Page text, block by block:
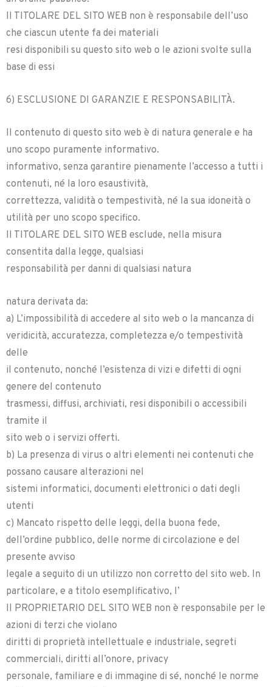
Il TITOLARE DEL SITO WEB non è responsabile dell’uso
che ciascun utente fa dei materiali
resi disponibili su questo sito web o le azioni svolte sulla
base di essi
6) ESCLUSIONE DI GARANZIE E RESPONSABILITÀ.
Il contenuto di questo sito web è di natura generale e ha
uno scopo puramente informativo.
informativo, senza garantire pienamente l’accesso a tutti i
contenuti, né la loro esaustività,
correttezza, validità o tempestività, né la sua idoneità o
utilità per uno scopo specifico.
Il TITOLARE DEL SITO WEB esclude, nella misura
consentita dalla legge, qualsiasi
responsabilità per danni di qualsiasi natura
natura derivata da:
a) L’impossibilità di accedere al sito web o la mancanza di
veridicità, accuratezza, completezza e/o tempestività
delle
il contenuto, nonché l’esistenza di vizi e difetti di ogni
genere del contenuto
trasmessi, diffusi, archiviati, resi disponibili o accessibili
tramite il
sito web o i servizi offerti.
b) La presenza di virus o altri elementi nei contenuti che
possano causare alterazioni nel
sistemi informatici, documenti elettronici o dati degli
utenti
c) Mancato rispetto delle leggi, della buona fede,
dell’ordine pubblico, delle norme di circolazione e del
presente avviso
legale a seguito di un utilizzo non corretto del sito web. In
particolare, e a titolo esemplificativo, l’
Il PROPRIETARIO DEL SITO WEB non è responsabile per le
azioni di terzi che violano
diritti di proprietà intellettuale e industriale, segreti
commerciali, diritti all’onore, privacy
personale, familiare e di immagine di sé, nonché le norme